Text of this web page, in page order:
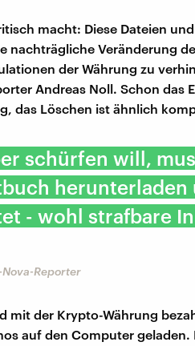
macht: Diese Dateien
nachträgliche Veränderung
der Währung zu
Andreas Noll. Schon das
das Löschen ist ähnlich
schürfen will,
herunterladen
- wohl strafbare
Reporter
mit der Krypto-Währung
auf den Computer geladen.